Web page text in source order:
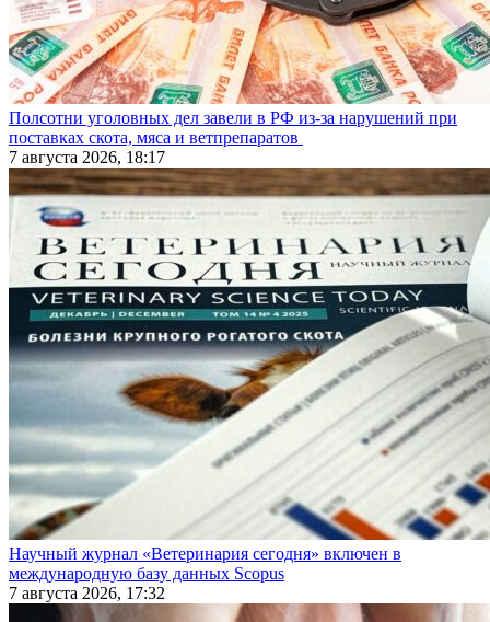
Полсотни уголовных дел завели в РФ из-за нарушений при
поставках скота, мяса и ветпрепаратов
7 августа 2026, 18:17
Научный журнал «Ветеринария сегодня» включен в
международную базу данных Scopus
7 августа 2026, 17:32